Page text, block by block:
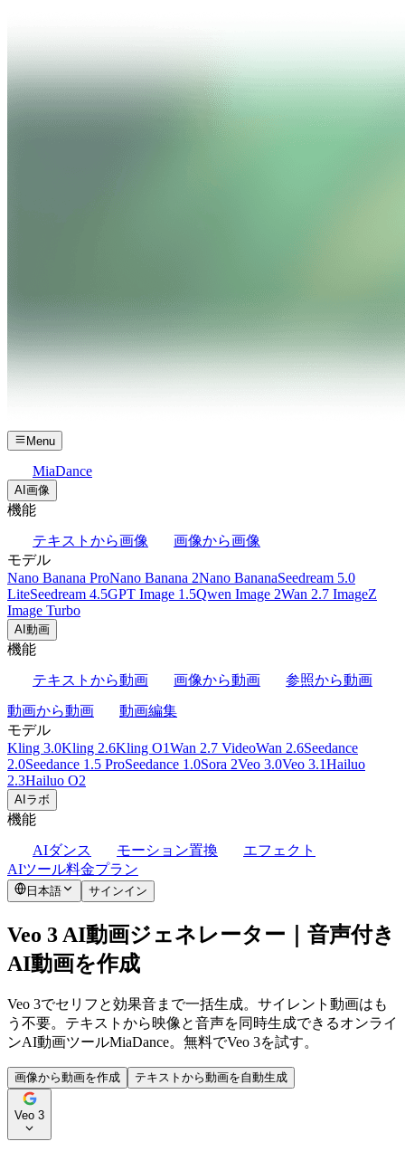
Menu
MiaDance
AI画像
機能
テキストから画像
画像から画像
モデル
Nano Banana ProNano Banana 2Nano BananaSeedream 5.0
LiteSeedream 4.5GPT Image 1.5Qwen Image 2Wan 2.7 ImageZ
Image Turbo
AI動画
機能
テキストから動画
画像から動画
参照から動画
動画から動画
動画編集
モデル
Kling 3.0Kling 2.6Kling O1Wan 2.7 VideoWan 2.6Seedance
2.0Seedance 1.5 ProSeedance 1.0Sora 2Veo 3.0Veo 3.1Hailuo
2.3Hailuo O2
AIラボ
機能
AIダンス
モーション置換
エフェクト
AIツール料金プラン
日本語 サインイン
Veo 3 AI動画ジェネレーター｜音声付き
AI動画を作成
Veo 3でセリフと効果音まで一括生成。サイレント動画はも
う不要。テキストから映像と音声を同時生成できるオンライ
ンAI動画ツールMiaDance。無料でVeo 3を試す。
画像から動画を作成 テキストから動画を自動生成
Veo 3